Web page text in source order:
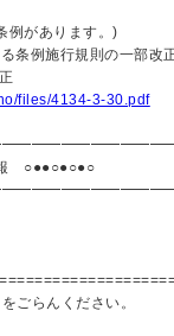
条例があります。)
条例施行規則の一部改
files/4134-3-30.pdf
○●●○●○●○
ごらんください。